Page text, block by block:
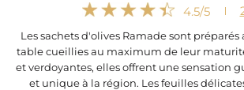
4.5/5
Les sachets d'olives Ramade sont préparés
table cueillies au maximum de leur
et verdoyantes, elles offrent une sensation
et unique à la région. Les feuilles